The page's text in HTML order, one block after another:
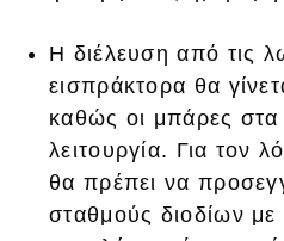
Η διέλευση από τις
εισπράκτορα θα
καθώς οι μπάρες στα
λειτουργία. Για τον
θα πρέπει να
σταθμούς διοδίων με